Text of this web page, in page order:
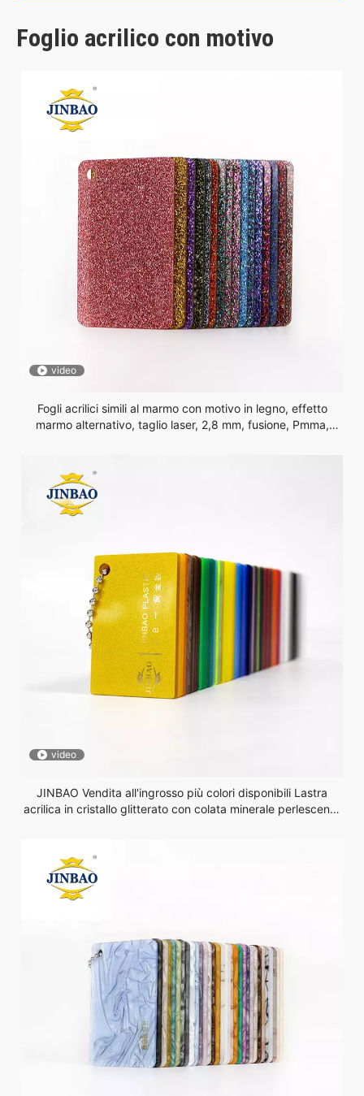
Foglio acrilico con motivo
video
Fogli acrilici simili al marmo con motivo in legno, effetto
marmo alternativo, taglio laser, 2,8 mm, fusione, Pmma,
video
JINBAO Vendita all'ingrosso più colori disponibili Lastra
acrilica in cristallo glitterato con colata minerale perlescente